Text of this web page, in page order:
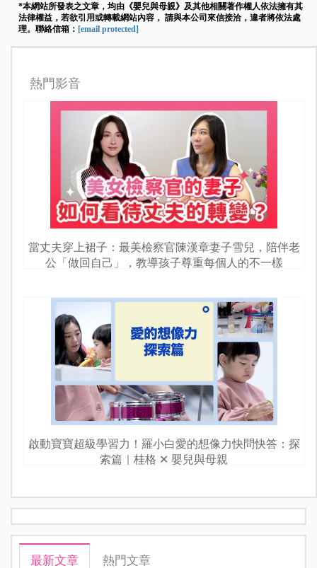
*本網站所發表之文章，均由《嬰兒與母親》及其他相關著作權人依法擁有其
法律權益，若欲引用或轉載網站內容， 請與本公司來信接洽，違者將依法處
理。聯絡信箱： [email protected]
熱門影音
當丈夫穿上裙子：最美檢察官陳漢章妻子雪兒，陪伴老
公「做回自己」，教導孩子尊重每個人的不一樣
啟動寶寶超級學習力！羅小白愛的想像力快問快答：探
索篇｜桂格 ✕ 嬰兒與母親
最新文章 熱門文章